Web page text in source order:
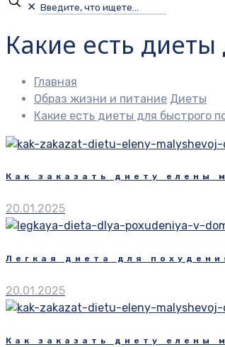
✕
Какие есть
Главная
Образ жизни и питание Диеты
Какие есть диеты для быстрого
Как заказать диету елены
20.01.2025
Легкая диета для
20.01.2025
Как заказать диету елены